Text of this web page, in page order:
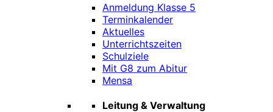
Anmeldung Klasse 5
Terminkalender
Aktuelles
Unterrichtszeiten
Schulziele
Mit G8 zum Abitur
Mensa
Leitung & Verwaltung